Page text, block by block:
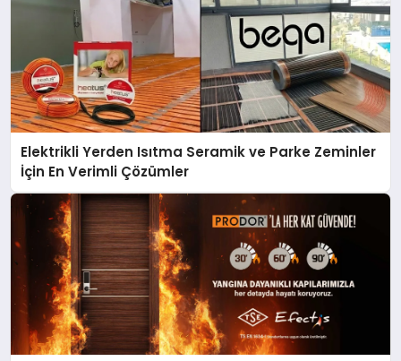
Elektrikli Yerden Isıtma Seramik ve Parke Zeminler
İçin En Verimli Çözümler